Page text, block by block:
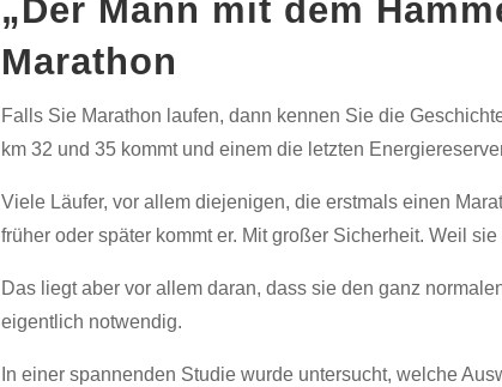
„Der Mann mit dem
Marathon
Falls Sie Marathon laufen, dann kennen Sie die
km 32 und 35 kommt und einem die letzten
Viele Läufer, vor allem diejenigen, die erstmals einen
früher oder später kommt er. Mit großer Sicherheit. Weil
Das liegt aber vor allem daran, dass sie den ganz
eigentlich notwendig.
In einer spannenden Studie wurde untersucht, welche